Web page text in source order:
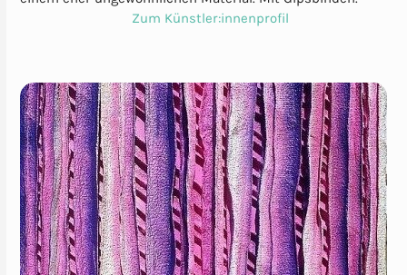
Zum Künstler:innenprofil